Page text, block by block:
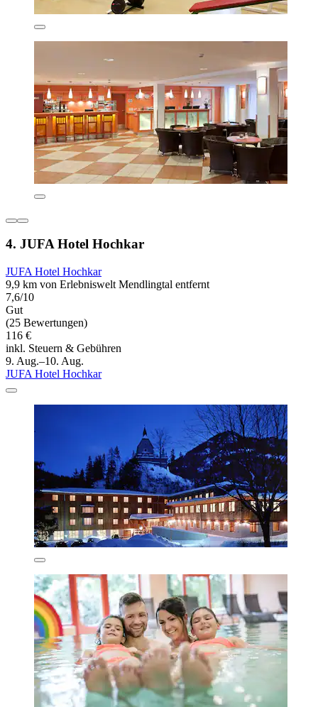
4. JUFA Hotel Hochkar
JUFA Hotel Hochkar
9,9 km von Erlebniswelt Mendlingtal entfernt
7,6/10
Gut
(25 Bewertungen)
116 €
inkl. Steuern & Gebühren
9. Aug.–10. Aug.
JUFA Hotel Hochkar